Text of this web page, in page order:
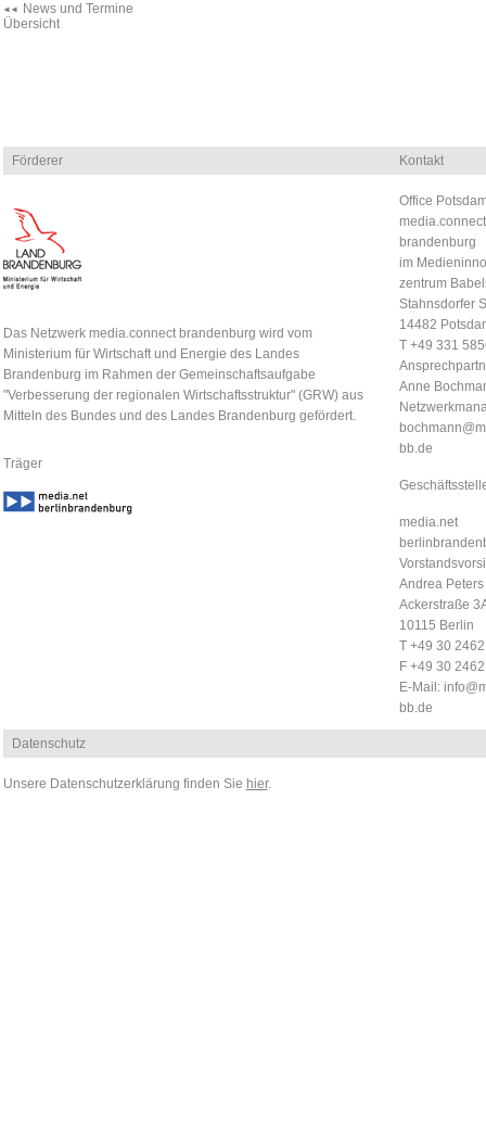
News und Termine
Übersicht
Förderer Kontakt
Das Netzwerk media.connect brandenburg wird vom
Ministerium für Wirtschaft und Energie des Landes
Brandenburg im Rahmen der Gemeinschaftsaufgabe
"Verbesserung der regionalen Wirtschaftsstruktur" (GRW) aus
Mitteln des Bundes und des Landes Brandenburg gefördert.
Träger
Office
media.connect
brandenburg
im
zentrum
Stahnsdorfer
14482
T +49 331
Anne
bb.de
media.net
Andrea Peters
Ackerstraße
10115 Berlin
T +49 30
F +49 30
E-Mail:
bb.de
Datenschutz
Unsere Datenschutzerklärung finden Sie hier.